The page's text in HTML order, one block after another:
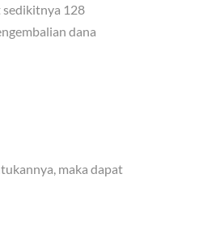
sedikitnya 128
dana
maka dapat